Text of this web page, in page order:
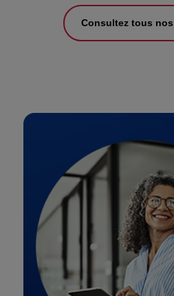
Consultez tous